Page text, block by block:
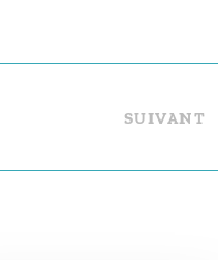
SUIVANT